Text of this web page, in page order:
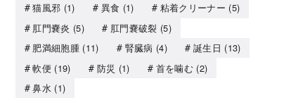
猫風邪 (1) 異食 (1) 粘着クリーナー (5)
肛門嚢炎 (5) 肛門嚢破裂 (5)
肥満細胞腫(11) 腎臓病 (4) 誕生日 (13)
軟便 (19) 防災 (1) 首を噛む (2)
鼻水(1)